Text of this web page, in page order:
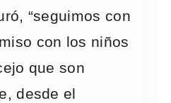
“seguimos con
con los niños
que son
desde el